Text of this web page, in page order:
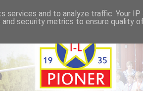
and to analyze traffic. Your IP
security metrics to ensure quality